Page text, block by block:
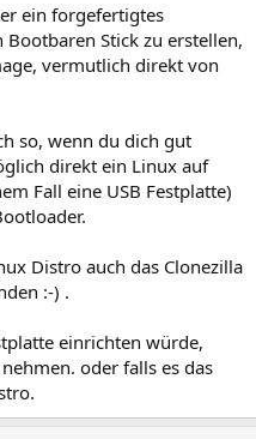
ein forgefertigtes
Stick zu erstellen,
vermutlich direkt von
so, wenn du dich gut
direkt ein Linux auf
Fall eine USB Festplatte)
Distro auch das Clonezilla
:-) .
einrichten würde,
oder falls es das